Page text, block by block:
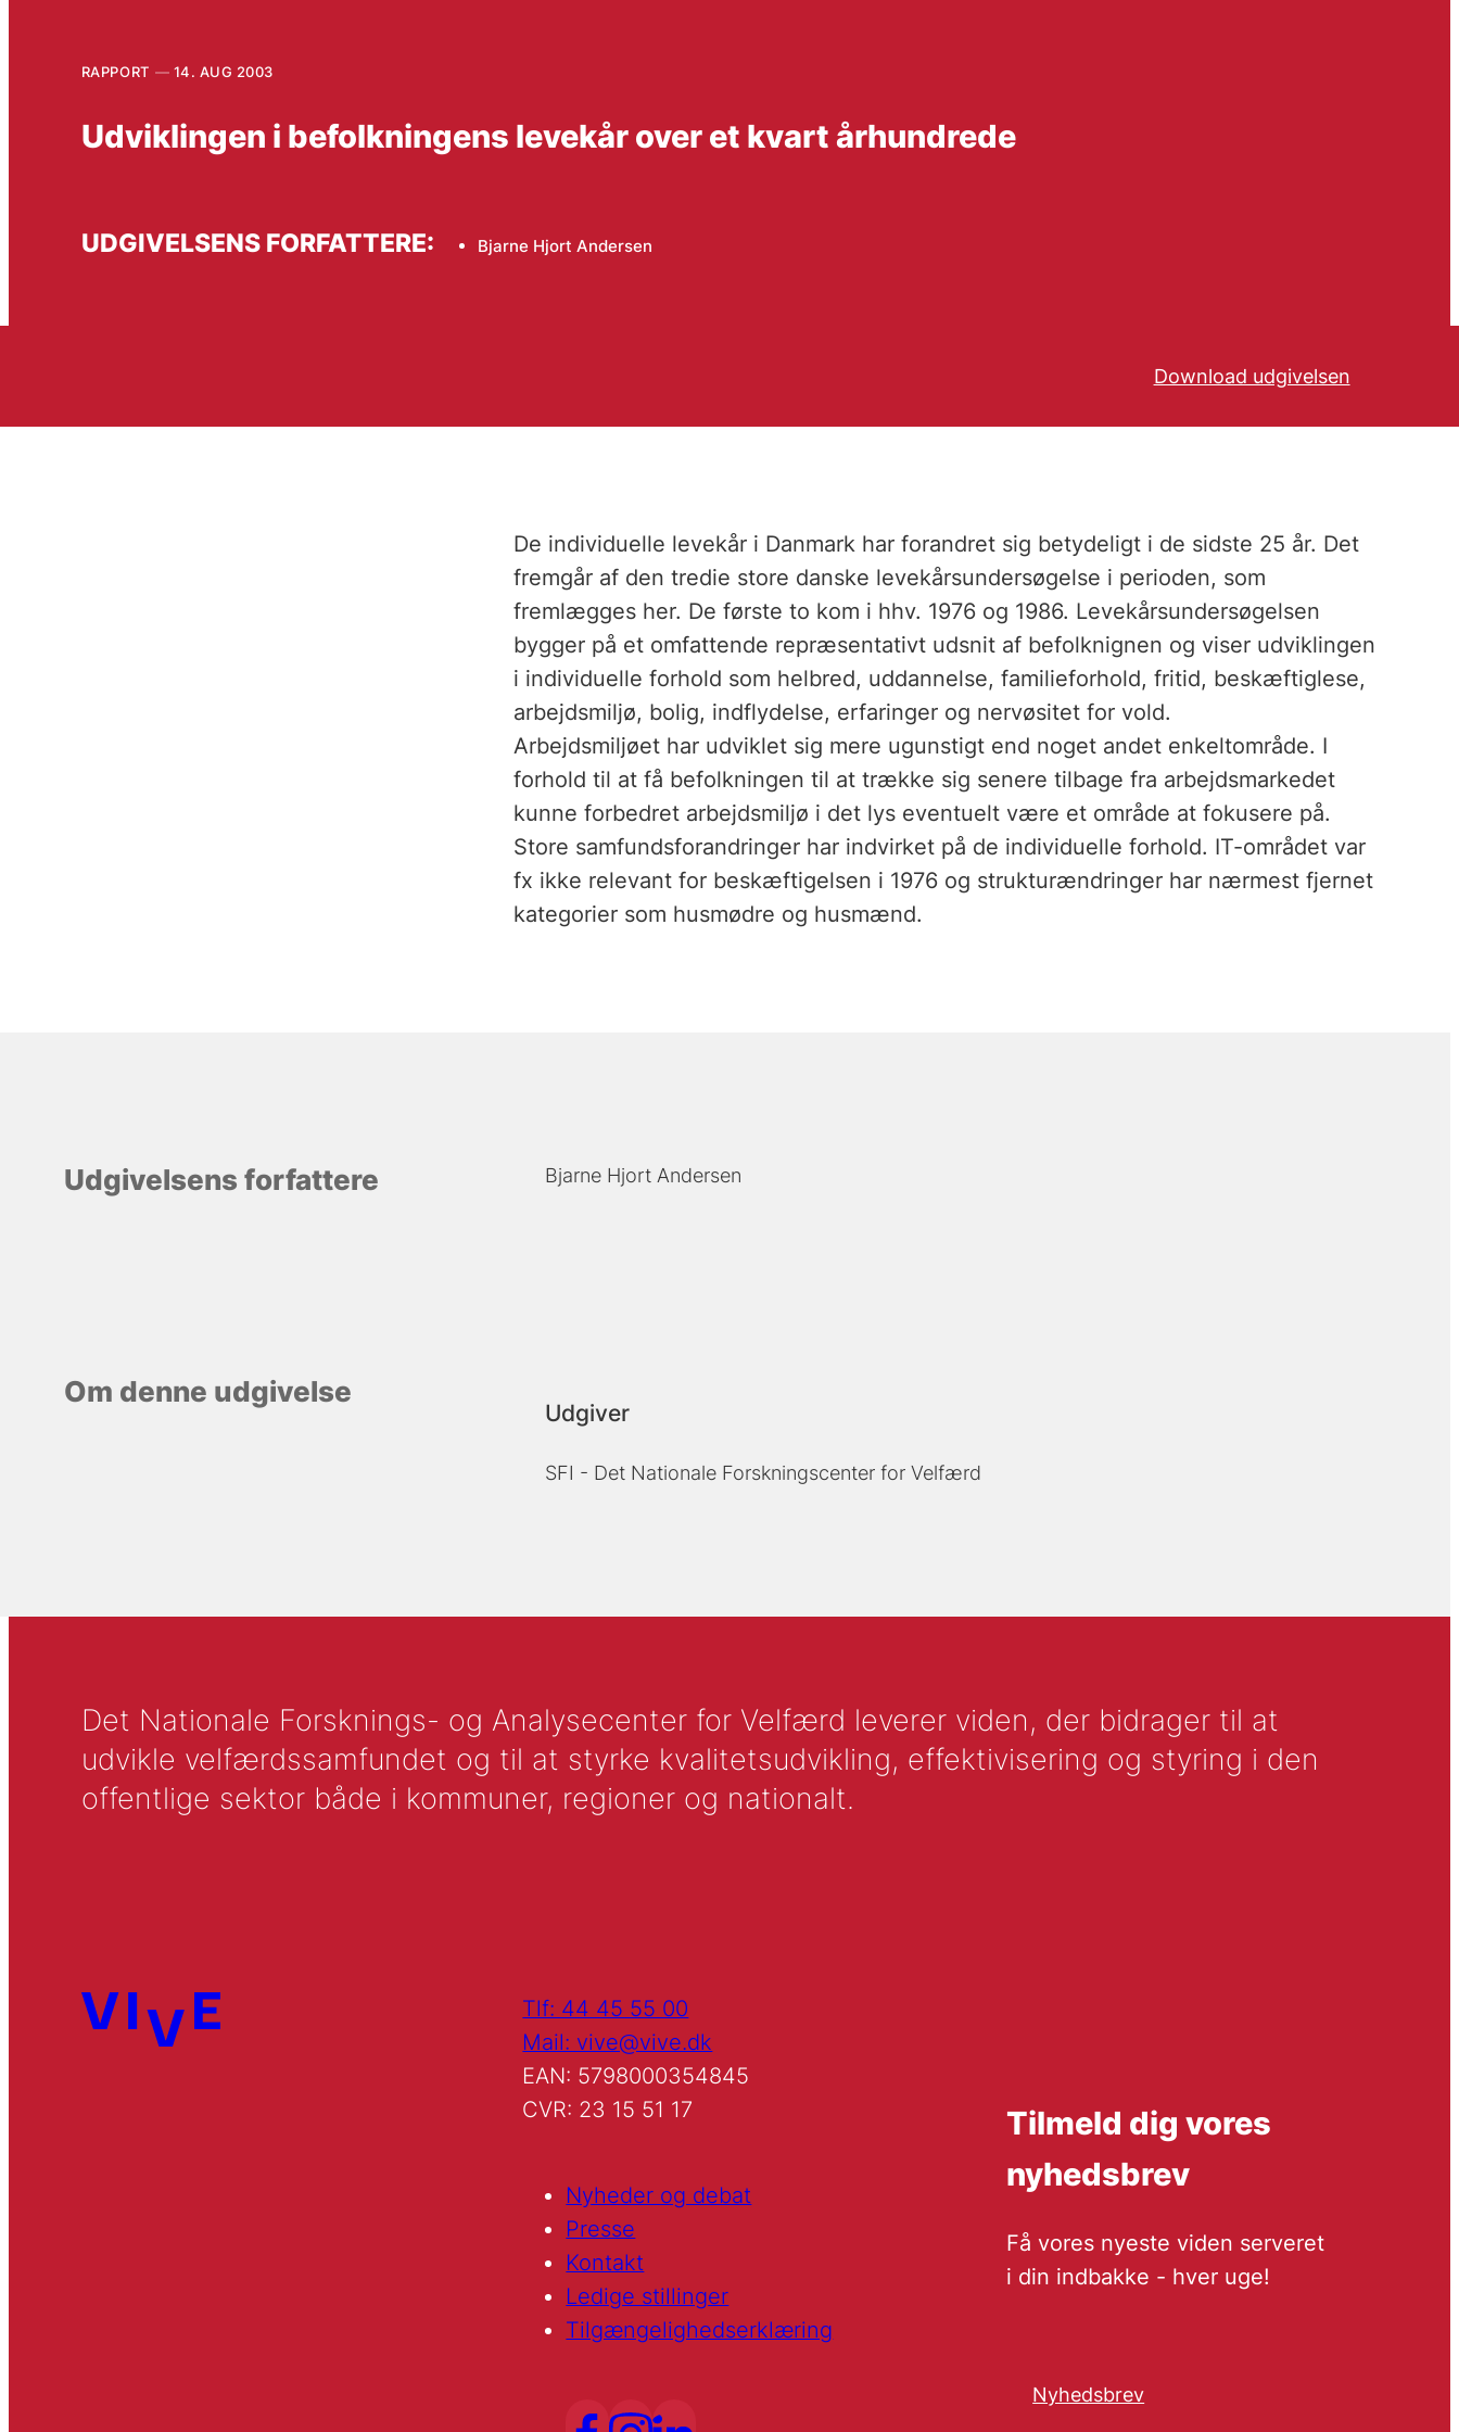
RAPPORT 14. AUG 2003
Udviklingen i befolkningens levekår over et kvart århundrede
UDGIVELSENS FORFATTERE: Bjarne Hjort Andersen
Download udgivelsen
De individuelle levekår i Danmark har forandret sig betydeligt i de sidste 25 år. Det
fremgår af den tredie store danske levekårsundersøgelse i perioden, som
fremlægges her. De første to kom i hhv. 1976 og 1986. Levekårsundersøgelsen
bygger på et omfattende repræsentativt udsnit af befolknignen og viser udviklingen
i individuelle forhold som helbred, uddannelse, familieforhold, fritid, beskæftiglese,
arbejdsmiljø, bolig, indflydelse, erfaringer og nervøsitet for vold.
Arbejdsmiljøet har udviklet sig mere ugunstigt end noget andet enkeltområde. I
forhold til at få befolkningen til at trække sig senere tilbage fra arbejdsmarkedet
kunne forbedret arbejdsmiljø i det lys eventuelt være et område at fokusere på.
Store samfundsforandringer har indvirket på de individuelle forhold. IT-området var
fx ikke relevant for beskæftigelsen i 1976 og strukturændringer har nærmest fjernet
kategorier som husmødre og husmænd.
Udgivelsens forfattere Bjarne Hjort Andersen
Om denne udgivelse
Udgiver
SFI - Det Nationale Forskningscenter for Velfærd
Det Nationale Forsknings- og Analysecenter for Velfærd leverer viden, der bidrager til at
udvikle velfærdssamfundet og til at styrke kvalitetsudvikling, effektivisering og styring i den
offentlige sektor både i kommuner, regioner og nationalt.
Tlf: 44 45 55 00
Mail: vive@vive.dk
EAN: 5798000354845
CVR: 23 15 51 17
Nyheder og debat
Presse
Kontakt
Ledige stillinger
Tilgængelighedserklæring
Tilmeld dig vores
nyhedsbrev
Få vores nyeste viden serveret
i din indbakke - hver uge!
Nyhedsbrev